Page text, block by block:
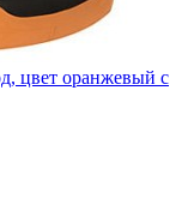
цвет оранжевый с